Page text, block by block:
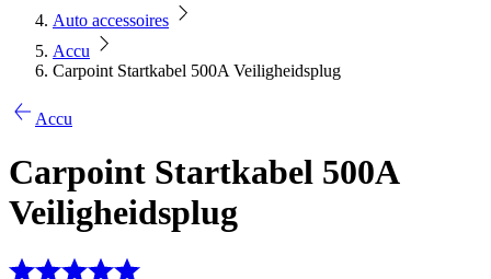
Auto accessoires
Accu
Carpoint Startkabel 500A Veiligheidsplug
Accu
Carpoint Startkabel 500A
Veiligheidsplug